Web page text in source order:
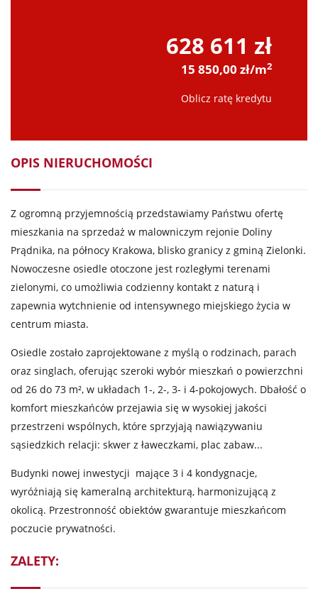
628 611 zł
15 850,00 zł/m2
Oblicz ratę kredytu
OPIS NIERUCHOMOŚCI
Z ogromną przyjemnością przedstawiamy Państwu ofertę
mieszkania na sprzedaż w malowniczym rejonie Doliny
Prądnika, na północy Krakowa, blisko granicy z gminą Zielonki.
Nowoczesne osiedle otoczone jest rozległymi terenami
zielonymi, co umożliwia codzienny kontakt z naturą i
zapewnia wytchnienie od intensywnego miejskiego życia w
centrum miasta.
Osiedle zostało zaprojektowane z myślą o rodzinach, parach
oraz singlach, oferując szeroki wybór mieszkań o powierzchni
od 26 do 73 m², w układach 1-, 2-, 3- i 4-pokojowych. Dbałość o
komfort mieszkańców przejawia się w wysokiej jakości
przestrzeni wspólnych, które sprzyjają nawiązywaniu
sąsiedzkich relacji: skwer z ławeczkami, plac zabaw...
Budynki nowej inwestycji mające 3 i 4 kondygnacje,
wyróżniają się kameralną architekturą, harmonizującą z
okolicą. Przestronność obiektów gwarantuje mieszkańcom
poczucie prywatności.
ZALETY: